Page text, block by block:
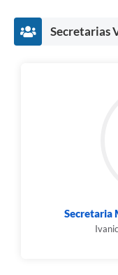
Secretarias
Secretaria